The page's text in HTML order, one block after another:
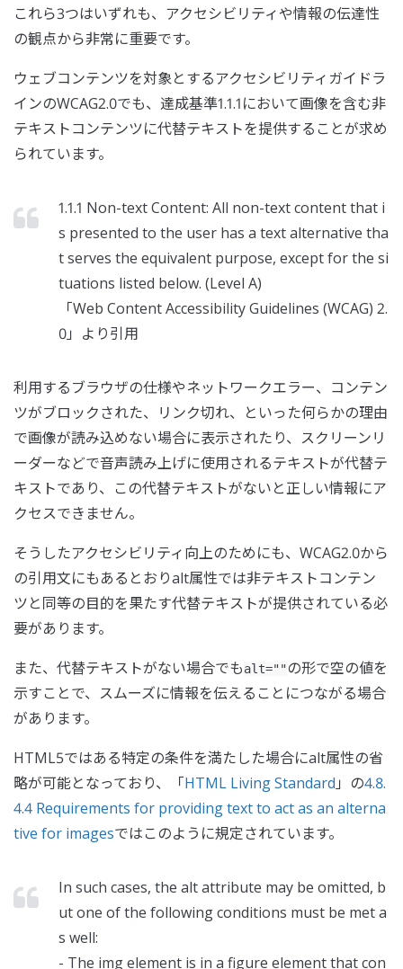
これら3つはいずれも、アクセシビリティや情報の伝達性
の観点から非常に重要です。
ウェブコンテンツを対象とするアクセシビリティガイドラ
インのWCAG2.0でも、達成基準1.1.1において画像を含む非
テキストコンテンツに代替テキストを提供することが求め
られています。
1.1.1 Non-text Content: All non-text content that i
s presented to the user has a text alternative tha
t serves the equivalent purpose, except for the si
tuations listed below. (Level A)
「Web Content Accessibility Guidelines (WCAG) 2.
0」より引用
利用するブラウザの仕様やネットワークエラー、コンテン
ツがブロックされた、リンク切れ、といった何らかの理由
で画像が読み込めない場合に表示されたり、スクリーンリ
ーダーなどで音声読み上げに使用されるテキストが代替テ
キストであり、この代替テキストがないと正しい情報にア
クセスできません。
そうしたアクセシビリティ向上のためにも、WCAG2.0から
の引用文にもあるとおりalt属性では非テキストコンテン
ツと同等の目的を果たす代替テキストが提供されている必
要があります。
また、代替テキストがない場合でもalt=""の形で空の値を
示すことで、スムーズに情報を伝えることにつながる場合
があります。
HTML5ではある特定の条件を満たした場合にalt属性の省
略が可能となっており、「HTML Living Standard 」の4.8.
4.4 Requirements for providing text to act as an alterna
tive for imagesではこのように規定されています。
In such cases, the alt attribute may be omitted, b
ut one of the following conditions must be met a
s well:
- The img element is in a figure element that con